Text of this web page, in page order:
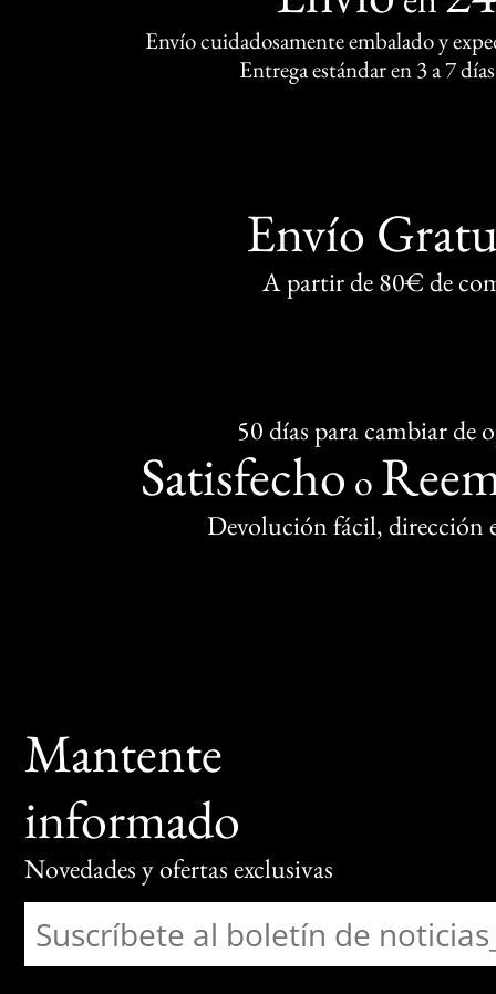
Envío cuidadosamente embalado y
Entrega estándar en 3 a 7
Envío
A partir de 80€ de
50 días para cambiar de
Satisfecho o
Devolución fácil, dirección
Mantente
informado
Novedades y ofertas exclusivas